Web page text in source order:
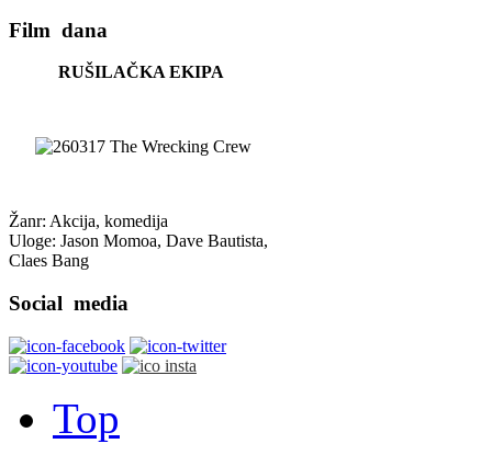
Film dana
RUŠILAČKA EKIPA
Žanr: Akcija, komedija
Uloge: Jason Momoa, Dave Bautista,
Claes Bang
Social media
Top